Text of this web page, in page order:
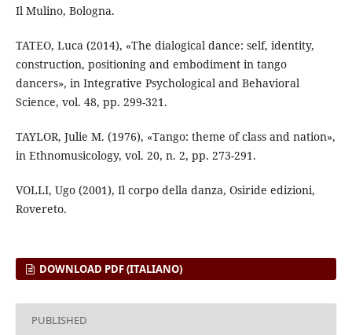
Il Mulino, Bologna.
TATEO, Luca (2014), «The dialogical dance: self, identity,
construction, positioning and embodiment in tango
dancers», in Integrative Psychological and Behavioral
Science, vol. 48, pp. 299-321.
TAYLOR, Julie M. (1976), «Tango: theme of class and nation»,
in Ethnomusicology, vol. 20, n. 2, pp. 273-291.
VOLLI, Ugo (2001), Il corpo della danza, Osiride edizioni,
Rovereto.
DOWNLOAD PDF (ITALIANO)
PUBLISHED